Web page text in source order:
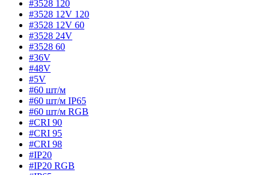
#3528 120
#3528 12V 120
#3528 12V 60
#3528 24V
#3528 60
#36V
#48V
#5V
#60 шт/м
#60 шт/м IP65
#60 шт/м RGB
#CRI 90
#CRI 95
#CRI 98
#IP20
#IP20 RGB